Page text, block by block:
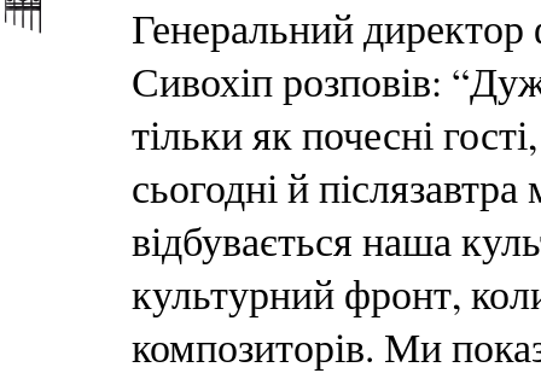
Генеральний
Сивохіп розповів:
тільки як почесні
сьогодні й
відбувається наша
культурний фронт,
композиторів. Ми